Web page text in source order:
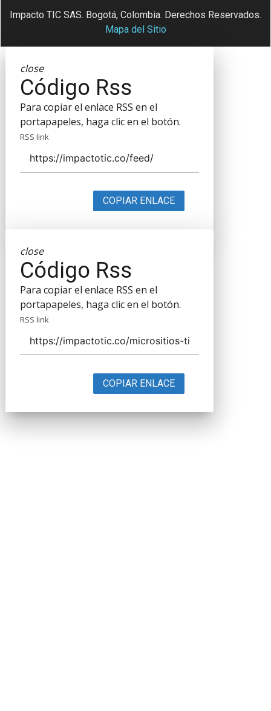
Impacto TIC SAS. Bogotá, Colombia. Derechos Reservados.
Mapa del Sitio
close
Código Rss
Para copiar el enlace RSS en el
portapapeles, haga clic en el botón.
RSS link
COPIAR ENLACE
close
Código Rss
Para copiar el enlace RSS en el
portapapeles, haga clic en el botón.
RSS link
COPIAR ENLACE